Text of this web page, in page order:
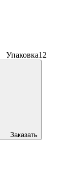
Упаковка12
Заказать